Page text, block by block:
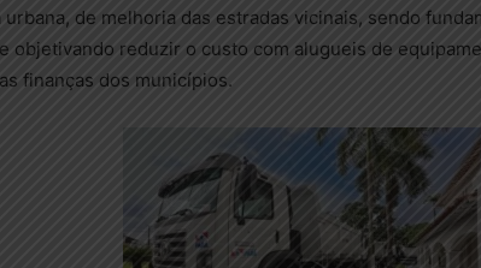
de melhoria das estradas vicinais, sendo
objetivando reduzir o custo com alugueis de
finanças dos municípios.